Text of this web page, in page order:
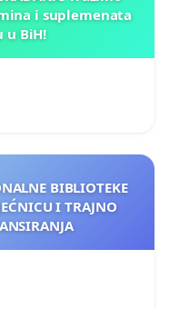
i suplemenata
u BiH!
BIBLIOTEKE
I TRAJNO